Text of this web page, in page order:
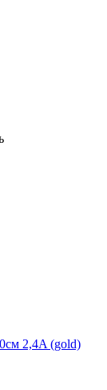
2,4A (gold)